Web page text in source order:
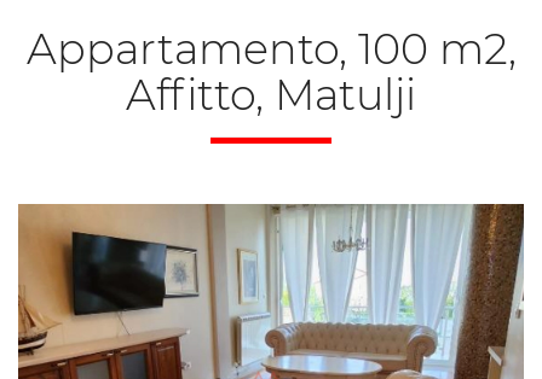
Appartamento, 100 m2,
Affitto, Matulji